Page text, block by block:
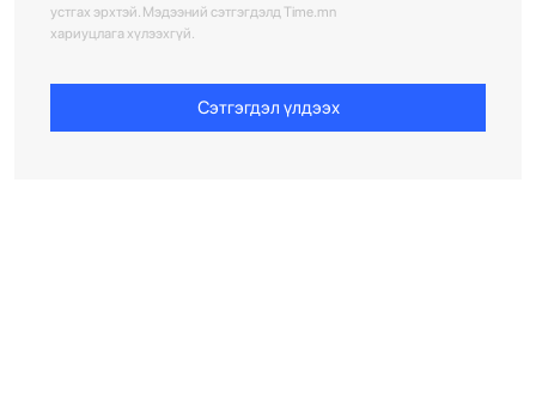
устгах эрхтэй. Мэдээний сэтгэгдэлд Time.mn
хариуцлага хүлээхгүй.
Сэтгэгдэл үлдээх